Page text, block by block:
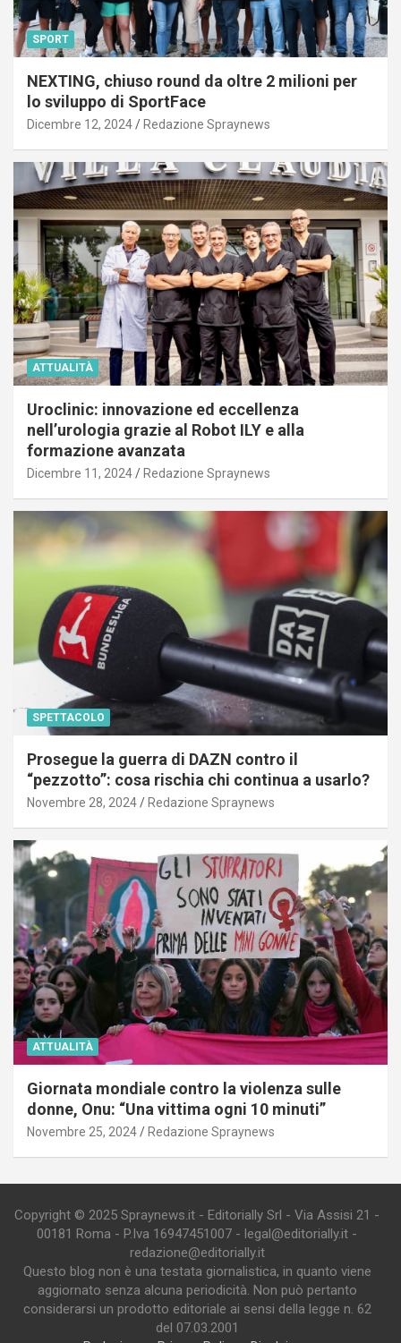
SPORT
NEXTING, chiuso round da oltre 2 milioni per
lo sviluppo di SportFace
Dicembre 12, 2024 Redazione Spraynews
ATTUALITÀ
Uroclinic: innovazione ed eccellenza
nell’urologia grazie al Robot ILY e alla
formazione avanzata
Dicembre 11, 2024 Redazione Spraynews
SPETTACOLO
Prosegue la guerra di DAZN contro il
“pezzotto”: cosa rischia chi continua a usarlo?
Novembre 28, 2024 Redazione Spraynews
ATTUALITÀ
Giornata mondiale contro la violenza sulle
donne, Onu: “Una vittima ogni 10 minuti”
Novembre 25, 2024 Redazione Spraynews
Copyright © 2025 Spraynews.it - Editorially Srl - Via Assisi 21 -
00181 Roma - P.Iva 16947451007 - legal@editorially.it -
redazione@editorially.it
Questo blog non è una testata giornalistica, in quanto viene
aggiornato senza alcuna periodicità. Non può pertanto
considerarsi un prodotto editoriale ai sensi della legge n. 62
del 07.03.2001